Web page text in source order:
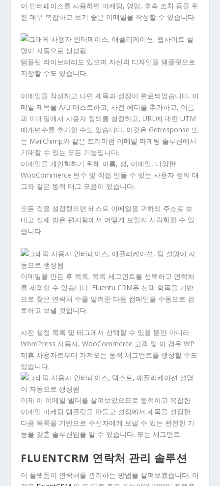
이 인터페이스를 사용하면 마케팅, 영업, 후속 조치 등을 위
한 매우 복잡하고 보기 좋은 이메일을 작성할 수 있습니다.
템플릿 라이브러리도 있으며 자신의 디자인을 템플릿으로
저장할 수도 있습니다.
이메일을 작성하고 나면 제목과 설정이 완료되었습니다. 이
메일 제목을 A/B 테스트하고, 사전 헤더를 추가하고, 이름
과 이메일에서 사용자 정의를 설정하고, URL에 대한 UTM
매개변수를 추가할 수도 있습니다. 이것은 Getresponse 또
는 MailChimp와 같은 프리미엄 이메일 마케팅 솔루션에서
기대할 수 있는 모든 기능입니다.
이메일을 개인화하기 위해 이름, 성, 이메일, 다양한
WooCommerce 변수 및 직접 만들 수 있는 사용자 정의 태
그와 같은 동적 태그 모음이 있습니다.
모든 것을 설정했으면 테스트 이메일을 귀하의 주소로 보
내고 실제 받은 편지함에서 어떻게 보일지 시각화할 수 있
습니다.
이메일을 만든 후 목록, 목록 세그먼트를 선택하고 연락처
를 제외할 수 있습니다. Fluentu CRM은 선택 항목을 기반
으로 찾은 연락처 수를 알려준 다음 캠페인을 수동으로 검
토하고 보낼 것입니다.
사전 설정 목록 및 태그에서 선택할 수 있을 뿐만 아니라
WordPress 사용자, WooCommerce 고객 및 이 경우 WP
제휴 사용자로부터 가져오는 동적 세그먼트를 생성할 수도
있습니다.
이제 이 이메일 빌더를 살펴보았으므로 동적이고 복잡한
이메일 마케팅 템플릿을 만들고 설정에서 제목을 설정한
다음 목록을 기반으로 수신자에게 보낼 수 있는 완전한 기
능을 갖춘 솔루션임을 알 수 있습니다. 또는 세그먼트.
FLUENTCRM 연락처 관리 솔루션
이 플랫폼이 연락처를 관리하는 방법을 살펴보겠습니다. 이